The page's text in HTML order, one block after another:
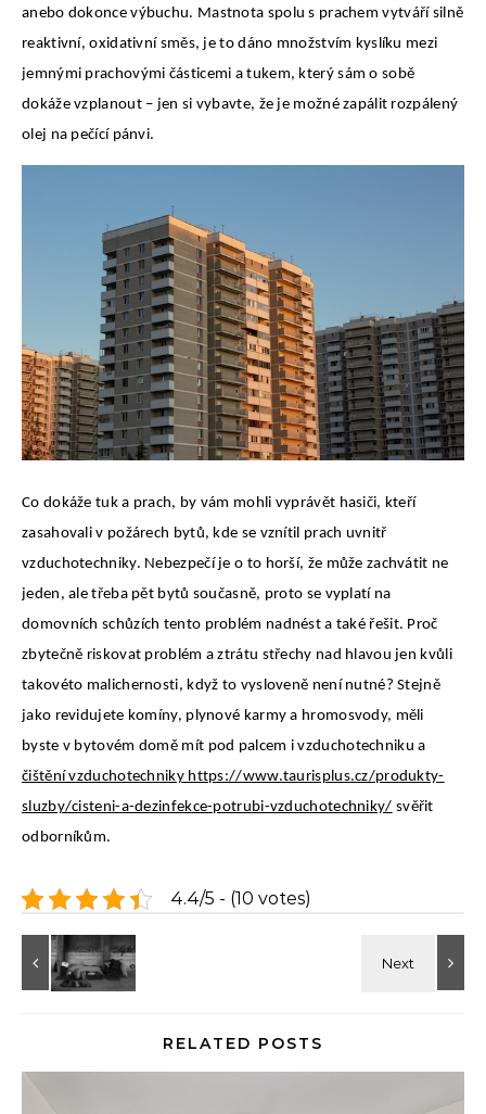
anebo dokonce výbuchu. Mastnota spolu s prachem vytváří silně
reaktivní, oxidativní směs, je to dáno množstvím kyslíku mezi
jemnými prachovými částicemi a tukem, který sám o sobě
dokáže vzplanout – jen si vybavte, že je možné zapálit rozpálený
olej na pečící pánvi.
Co dokáže tuk a prach, by vám mohli vyprávět hasiči, kteří
zasahovali v požárech bytů, kde se vznítil prach uvnitř
vzduchotechniky. Nebezpečí je o to horší, že může zachvátit ne
jeden, ale třeba pět bytů současně, proto se vyplatí na
domovních schůzích tento problém nadnést a také řešit. Proč
zbytečně riskovat problém a ztrátu střechy nad hlavou jen kvůli
takovéto malichernosti, když to vysloveně není nutné? Stejně
jako revidujete komíny, plynové karmy a hromosvody, měli
byste v bytovém domě mít pod palcem i vzduchotechniku a
čištění vzduchotechniky https://www.taurisplus.cz/produkty-
sluzby/cisteni-a-dezinfekce-potrubi-vzduchotechniky/ svěřit
odborníkům.
4.4/5 - (10 votes)
RELATED POSTS